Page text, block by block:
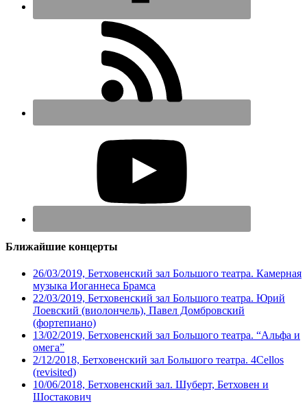
Ближайшие концерты
26/03/2019, Бетховенский зал Большого театра. Камерная
музыка Иоганнеса Брамса
22/03/2019, Бетховенский зал Большого театра. Юрий
Лоевский (виолончель), Павел Домбровский
(фортепиано)
13/02/2019, Бетховенский зал Большого театра. “Альфа и
омега”
2/12/2018, Бетховенский зал Большого театра. 4Cellos
(revisited)
10/06/2018, Бетховенский зал. Шуберт, Бетховен и
Шостакович